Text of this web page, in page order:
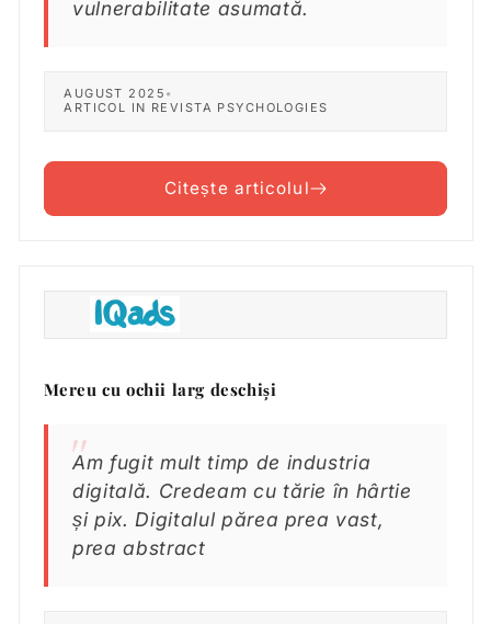
vulnerabilitate asumată.
AUGUST 2025 •
ARTICOL IN REVISTA PSYCHOLOGIES
Citește articolul
Mereu cu ochii larg deschiși
Am fugit mult timp de industria
digitală. Credeam cu tărie în hârtie
și pix. Digitalul părea prea vast,
prea abstract